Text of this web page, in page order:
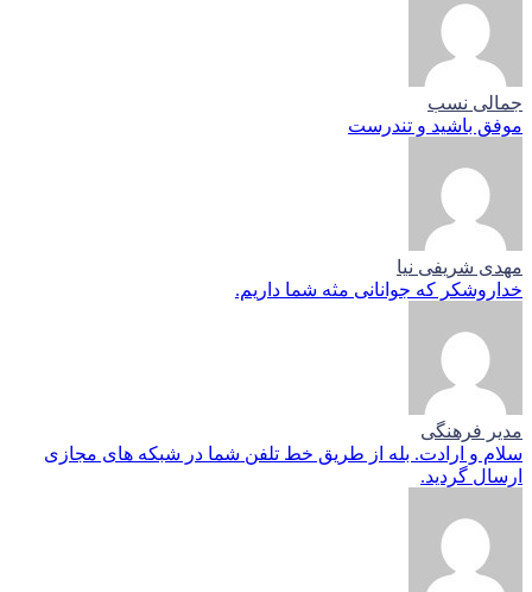
جمالی نسب
موفق باشید و تندرست
مهدی شریفی نیا
خداروشکر که جوانانی مثه شما داریم.
مدیر فرهنگی
سلام و ارادت. بله از طریق خط تلفن شما در شبکه های مجازی
ارسال گردید.